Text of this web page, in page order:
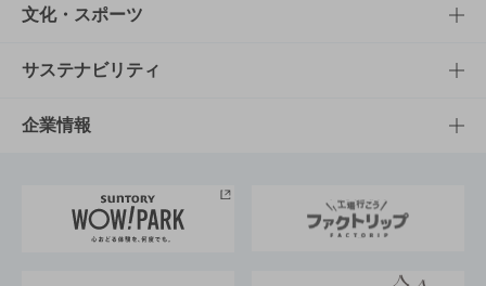
商品一覧
商品発売情報
栄養成分一覧
知る・楽しむTOP
キャンペーン
工場見学
地域情報
文化・スポーツ
文化・スポーツTOP
サントリーホール
サントリーサンバーズ大阪
サステナビリティ
サステナビリティTOP
サントリーが考えるサステナビリティ経営
企業情報
企業概要